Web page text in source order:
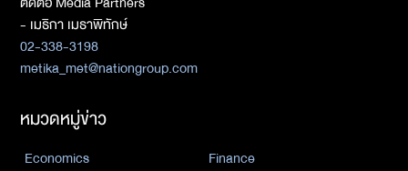
- เมธิกา เมธาพิทักษ์
02-338-3198
metika_met@nationgroup.com
หมวดหมู่ข่าว
Economics
Finance